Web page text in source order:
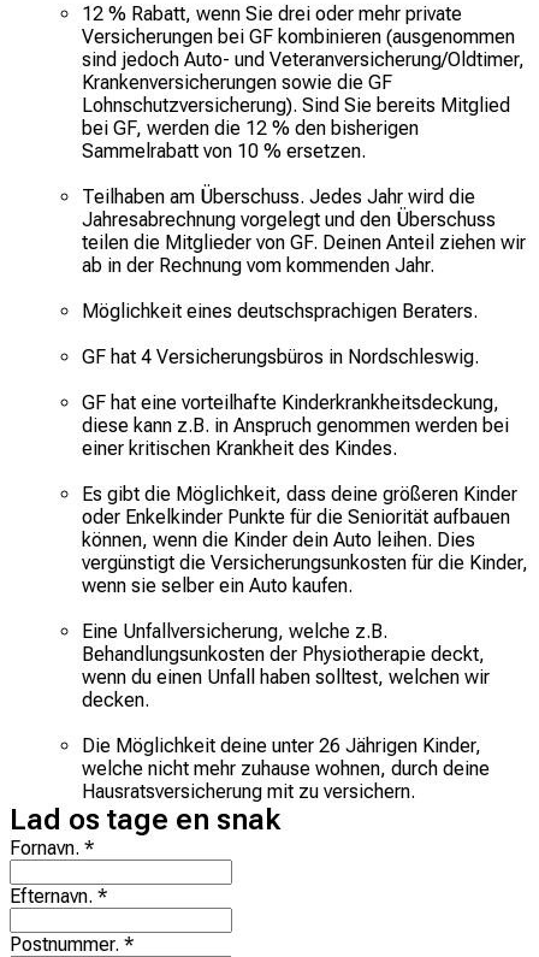
12 % Rabatt, wenn Sie drei oder mehr private
Versicherungen bei GF kombinieren (ausgenommen
sind jedoch Auto- und Veteranversicherung/Oldtimer,
Krankenversicherungen sowie die GF
Lohnschutzversicherung). Sind Sie bereits Mitglied
bei GF, werden die 12 % den bisherigen
Sammelrabatt von 10 % ersetzen.
Teilhaben am Überschuss. Jedes Jahr wird die
Jahresabrechnung vorgelegt und den Überschuss
teilen die Mitglieder von GF. Deinen Anteil ziehen wir
ab in der Rechnung vom kommenden Jahr.
Möglichkeit eines deutschsprachigen Beraters.
GF hat 4 Versicherungsbüros in Nordschleswig.
GF hat eine vorteilhafte Kinderkrankheitsdeckung,
diese kann z.B. in Anspruch genommen werden bei
einer kritischen Krankheit des Kindes.
Es gibt die Möglichkeit, dass deine größeren Kinder
oder Enkelkinder Punkte für die Seniorität aufbauen
können, wenn die Kinder dein Auto leihen. Dies
vergünstigt die Versicherungsunkosten für die Kinder,
wenn sie selber ein Auto kaufen.
Eine Unfallversicherung, welche z.B.
Behandlungsunkosten der Physiotherapie deckt,
wenn du einen Unfall haben solltest, welchen wir
decken.
Die Möglichkeit deine unter 26 Jährigen Kinder,
welche nicht mehr zuhause wohnen, durch deine
Hausratsversicherung mit zu versichern.
Lad os tage en snak
Fornavn. *
Efternavn. *
Postnummer. *